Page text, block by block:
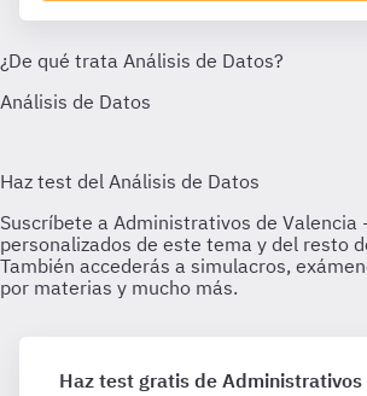
Haz test gratis de Administrativos